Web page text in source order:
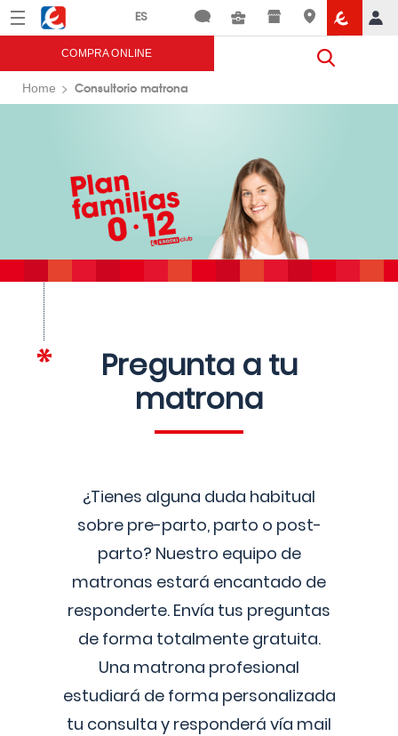
Menú Eroski
COMPRA ONLINE
Home Consultorio matrona
Pregunta a tu
matrona
¿Tienes alguna duda habitual
sobre pre-parto, parto o post-
parto? Nuestro equipo de
matronas estará encantado de
responderte. Envía tus preguntas
de forma totalmente gratuita.
Una matrona profesional
estudiará de forma personalizada
tu consulta y responderá vía mail